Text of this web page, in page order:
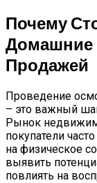
Почему
Домашние
Продажей
Проведение
– это важный
Рынок
покупатели
на физическое
выявить
повлиять на